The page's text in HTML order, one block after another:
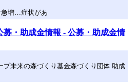
急増…症状があ
募・助成金情報 - 公募・助成金情
プ未来の森づくり基金森づくり団体 助成